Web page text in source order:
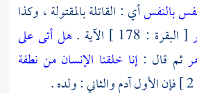
بالنفسأي : القاتلة بالمقتولة ، وكذا
[ البقرة : 178 ] الآية .
هل أتى على
ثم قال :إنا خلقنا الإنسان من نطفة